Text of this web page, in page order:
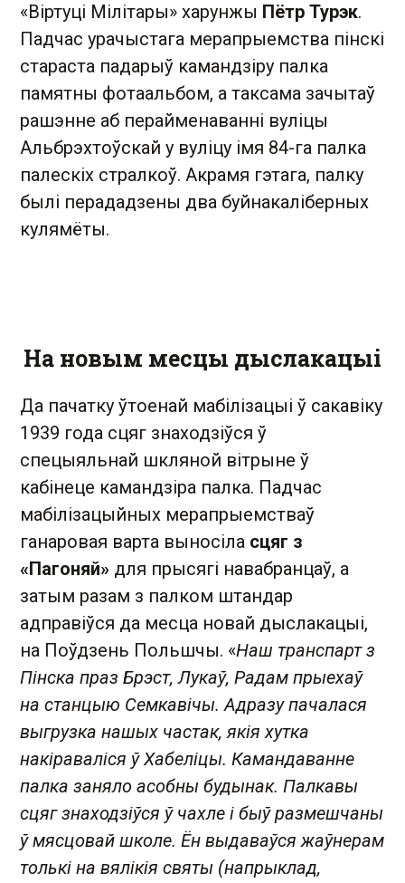
«Віртуці Мілітары» харунжы Пётр Турэк.
Падчас урачыстага мерапрыемства пінскі
стараста падарыў камандзіру палка
памятны фотаальбом, а таксама зачытаў
рашэнне аб перайменаванні вуліцы
Альбрэхтоўскай у вуліцу імя 84-га палка
палескіх стралкоў. Акрамя гэтага, палку
былі перададзены два буйнакаліберных
кулямёты.
На новым месцы дыслакацыі
Да пачатку ўтоенай мабілізацыі ў сакавіку
1939 года сцяг знаходзіўся ў
спецыяльнай шкляной вітрыне ў
кабінеце камандзіра палка. Падчас
мабілізацыйных мерапрыемстваў
ганаровая варта выносіла сцяг з
«Пагоняй» для прысягі навабранцаў, а
затым разам з палком штандар
адправіўся да месца новай дыслакацыі,
на Поўдзень Польшчы. «Наш транспарт з
Пінска праз Брэст, Лукаў, Радам прыехаў
на станцыю Семкавічы. Адразу пачалася
выгрузка нашых частак, якія хутка
накіраваліся ў Хабеліцы. Камандаванне
палка заняло асобны будынак. Палкавы
сцяг знаходзіўся ў чахле і быў размешчаны
ў мясцовай школе. Ён выдаваўся жаўнерам
толькі на вялікія святы (напрыклад,